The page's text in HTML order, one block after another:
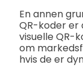
En annen
QR-koder er
visuelle QR-
om
hvis de er